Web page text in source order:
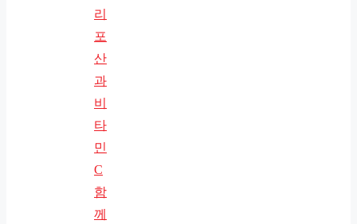
리
포
산
과
비
타
민
C
함
께